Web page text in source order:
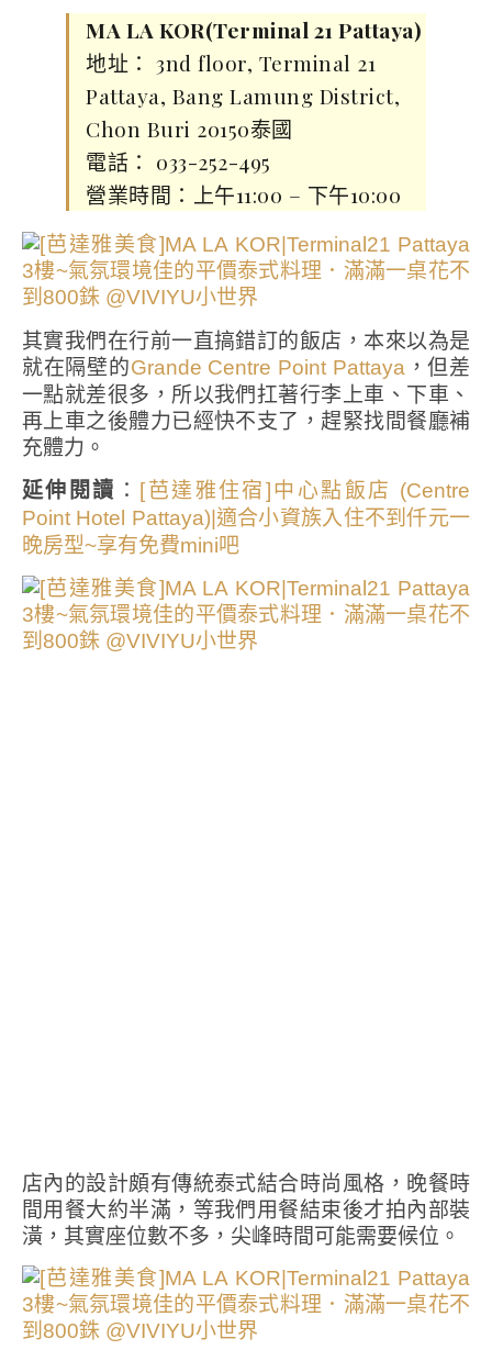
MA LA KOR(Terminal 21 Pattaya)
地址： 3nd floor, Terminal 21
Pattaya, Bang Lamung District,
Chon Buri 20150泰國
電話： 033-252-495
營業時間：上午11:00 – 下午10:00
其實我們在行前一直搞錯訂的飯店，本來以為是
就在隔壁的Grande Centre Point Pattaya，但差
一點就差很多，所以我們扛著行李上車、下車、
再上車之後體力已經快不支了，趕緊找間餐廳補
充體力。
延伸閱讀 ：
[芭達雅住宿]中心點飯店 (Centre
Point Hotel Pattaya)|適合小資族入住不到仟元一
晚房型~享有免費mini吧
店內的設計頗有傳統泰式結合時尚風格，晚餐時
間用餐大約半滿，等我們用餐結束後才拍內部裝
潢，其實座位數不多，尖峰時間可能需要候位。